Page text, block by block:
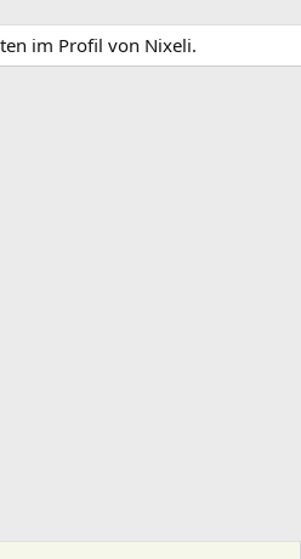
im Profil von Nixeli.